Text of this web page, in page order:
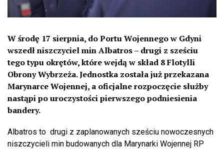
W środę 17 sierpnia, do Portu Wojennego w Gdyni
wszedł niszczyciel min Albatros – drugi z sześciu
tego typu okrętów, które wejdą w skład 8 Flotylli
Obrony Wybrzeża. Jednostka została już przekazana
Marynarce Wojennej, a oficjalne rozpoczęcie służby
nastąpi po uroczystości pierwszego podniesienia
bandery.
Albatros to drugi z zaplanowanych sześciu nowoczesnych
niszczycieli min budowanych dla Marynarki Wojennej RP